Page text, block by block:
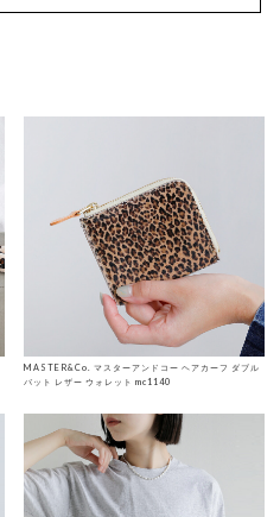
MASTER&Co. マスターアンドコー ヘアカーフ ダブル
バット レザー ウォレット mc1140